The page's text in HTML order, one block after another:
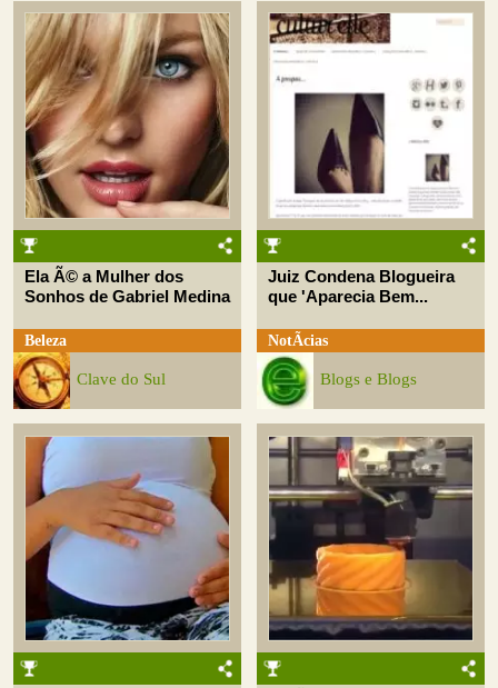
Ela Ã© a Mulher dos
Sonhos de Gabriel Medina
Beleza
Clave do Sul
Juiz Condena Blogueira
que 'Aparecia Bem...
NotÃ­cias
Blogs e Blogs